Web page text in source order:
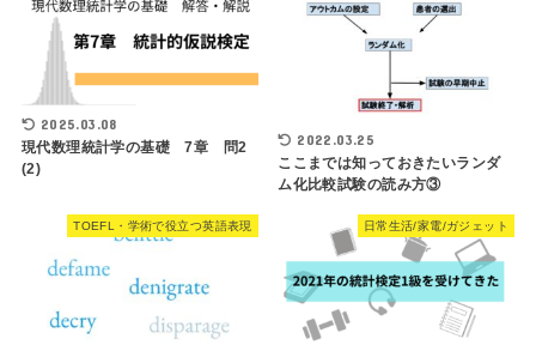
2025.03.08
現代数理統計学の基礎 7章 問2
(2)
2022.03.25
ここまでは知っておきたいランダ
ム化比較試験の読み方③
TOEFL・学術で役立つ英語表現 日常生活/家電/ガジェット